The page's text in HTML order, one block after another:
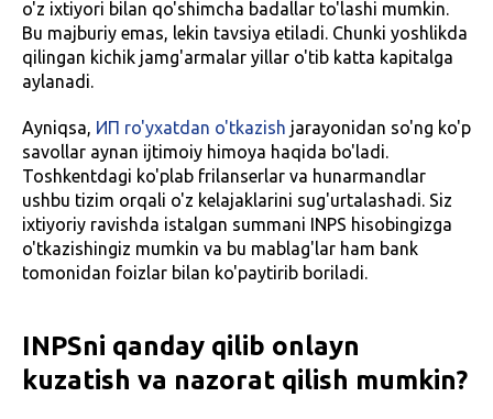
o'z ixtiyori bilan qo'shimcha badallar to'lashi mumkin.
Bu majburiy emas, lekin tavsiya etiladi. Chunki yoshlikda
qilingan kichik jamg'armalar yillar o'tib katta kapitalga
aylanadi.
Ayniqsa, ИП ro'yxatdan o'tkazish jarayonidan so'ng ko'p
savollar aynan ijtimoiy himoya haqida bo'ladi.
Toshkentdagi ko'plab frilanserlar va hunarmandlar
ushbu tizim orqali o'z kelajaklarini sug'urtalashadi. Siz
ixtiyoriy ravishda istalgan summani INPS hisobingizga
o'tkazishingiz mumkin va bu mablag'lar ham bank
tomonidan foizlar bilan ko'paytirib boriladi.
INPSni qanday qilib onlayn
kuzatish va nazorat qilish mumkin?